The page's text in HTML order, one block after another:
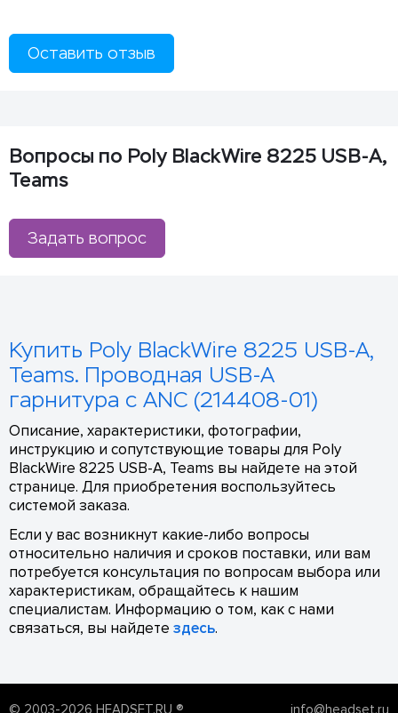
Оставить отзыв
Вопросы по Poly BlackWire 8225 USB-A,
Teams
Задать вопрос
Купить Poly BlackWire 8225 USB-A,
Teams. Проводная USB-A
гарнитура с ANC (214408-01)
Описание, характеристики, фотографии,
инструкцию и сопутствующие товары для Poly
BlackWire 8225 USB-A, Teams вы найдете на этой
странице. Для приобретения воспользуйтесь
системой заказа.
Если у вас возникнут какие-либо вопросы
относительно наличия и сроков поставки, или вам
потребуется консультация по вопросам выбора или
характеристикам, обращайтесь к нашим
специалистам. Информацию о том, как с нами
связаться, вы найдете здесь.
© 2003-2026 HEADSET.RU ® info@headset.ru